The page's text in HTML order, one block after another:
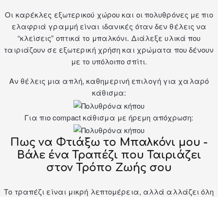
Οι καρέκλες εξωτερικού χώρου και οι πολυθρόνες με πιο
ελαφριά γραμμή είναι ιδανικές όταν δεν θέλεις να
“κλείσεις” οπτικά το μπαλκόνι. Διάλεξε υλικά που
ταιριάζουν σε εξωτερική χρήση και χρώματα που δένουν
με το υπόλοιπο σπίτι.
Αν θέλεις μια απλή, καθημερινή επιλογή για χαλαρό
κάθισμα:
Για πιο compact κάθισμα με ήρεμη απόχρωση:
Πως να Φτιάξω το Μπαλκόνι μου -
Βάλε ένα Τραπέζι που Ταιριάζει
στον Τρόπο Ζωής σου
Το τραπέζι είναι μικρή λεπτομέρεια, αλλά αλλάζει όλη